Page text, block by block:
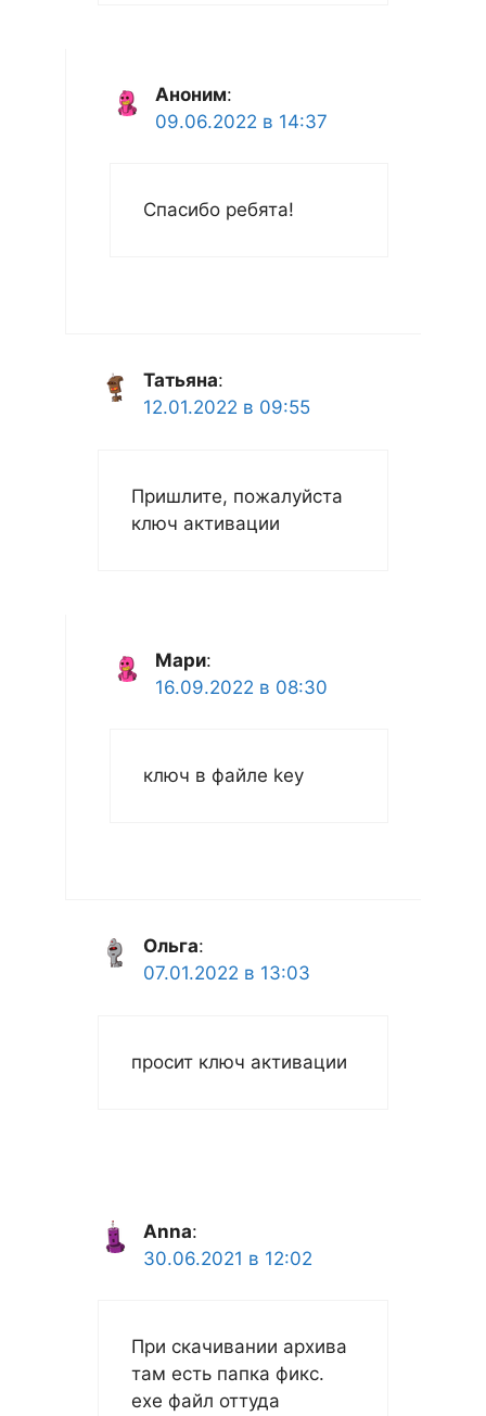
Аноним:
09.06.2022 в 14:37
Спасибо ребята!
Татьяна:
12.01.2022 в 09:55
Пришлите, пожалуйста
ключ активации
Мари:
16.09.2022 в 08:30
ключ в файле key
Ольга:
07.01.2022 в 13:03
просит ключ активации
Anna:
30.06.2021 в 12:02
При скачивании архива
там есть папка фикс.
exe файл оттуда